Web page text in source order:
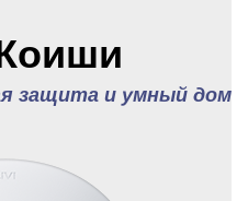
защита и умный дом